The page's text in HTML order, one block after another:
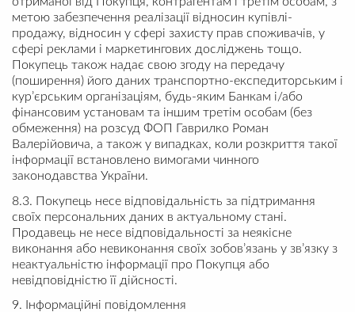
метою забезпечення реалізації відносин купівлі-
продажу, відносин у сфері захисту прав споживачів, у
сфері реклами і маркетингових досліджень тощо.
Покупець також надає свою згоду на передачу
(поширення) його даних транспортно-експедиторським і
кур’єрським організаціям, будь-яким Банкам і/або
фінансовим установам та іншим третім особам (без
обмеження) на розсуд ФОП Гаврилко Роман
Валерійовича, а також у випадках, коли розкриття такої
інформації встановлено вимогами чинного
законодавства України.
8.3. Покупець несе відповідальність за підтримання
своїх персональних даних в актуальному стані.
Продавець не несе відповідальності за неякісне
виконання або невиконання своїх зобов’язань у зв’язку з
неактуальністю інформації про Покупця або
невідповідністю її дійсності.
9. Інформаційні повідомлення